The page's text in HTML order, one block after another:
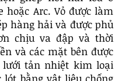
hoặc Arc. Vỏ được làm
hàng hải và được phủ
chịu va đập và thời
và các mặt bên được
lưới tản nhiệt kim loại